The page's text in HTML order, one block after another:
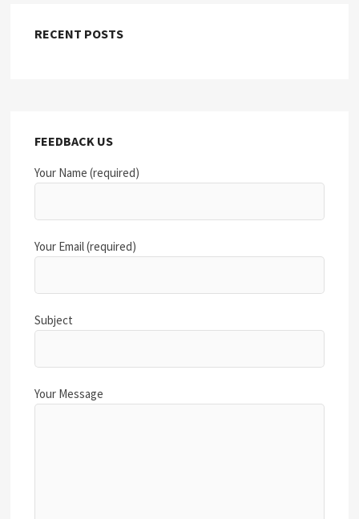
RECENT POSTS
FEEDBACK US
Your Name (required)
Your Email (required)
Subject
Your Message